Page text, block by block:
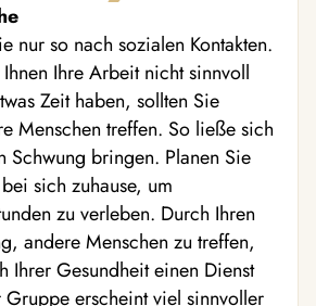
nur so nach sozialen Kontakten.
Ihre Arbeit nicht sinnvoll
Zeit haben, sollten Sie
Menschen treffen. So ließe sich
Schwung bringen. Planen Sie
sich zuhause, um
zu verleben. Durch Ihren
andere Menschen zu treffen,
Ihrer Gesundheit einen Dienst
erscheint viel sinnvoller